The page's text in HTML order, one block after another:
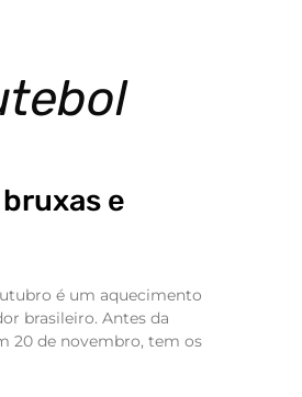
e
é um aquecimento
brasileiro. Antes da
20 de novembro, tem os